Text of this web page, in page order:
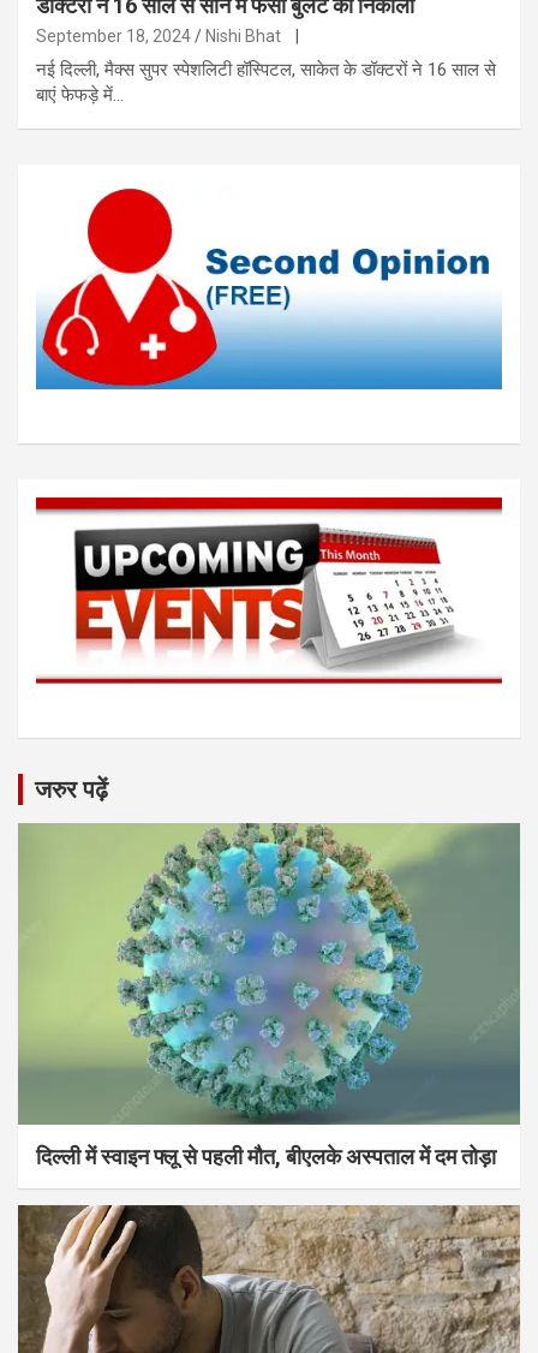
डॉक्टरों ने 16 साल से सीने में फंसी बुलेट को निकाला
September 18, 2024 Nishi Bhat
नई दिल्ली, मैक्स सुपर स्पेशलिटी हॉस्पिटल, साकेत के डॉक्टरों ने 16 साल से
बाएं फेफड़े में…
जरुर पढ़ें
दिल्ली में स्वाइन फ्लू से पहली मौत, बीएलके अस्पताल में दम तोड़ा